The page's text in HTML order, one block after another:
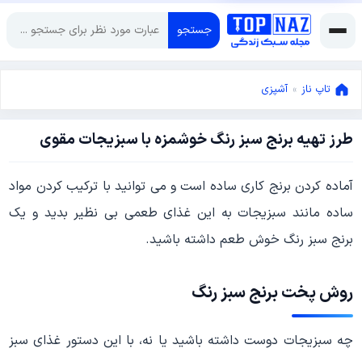
جستجو
تاپ ناز » آشپزی
طرز تهیه برنج سبز رنگ خوشمزه با سبزیجات مقوی
آگوست
2018ژوئن
2018
آماده کردن برنج کاری ساده است و می توانید با ترکیب کردن مواد
ساده مانند سبزیجات به این غذای طعمی بی نظیر بدید و یک
برنج سبز رنگ خوش طعم داشته باشید.
روش پخت برنج سبز رنگ
چه سبزیجات دوست داشته باشید یا نه، با این دستور غذای سبز